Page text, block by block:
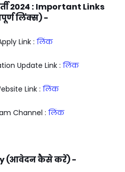
2024 : Important Links
लिंक्स) -
Link : लिंक
Update Link : लिंक
Link : लिंक
Channel : लिंक
(आवेदन कैसे करें) -